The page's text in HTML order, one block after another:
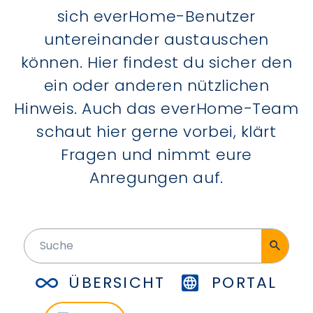
sich everHome-Benutzer
untereinander austauschen
können. Hier findest du sicher den
ein oder anderen nützlichen
Hinweis. Auch das everHome-Team
schaut hier gerne vorbei, klärt
Fragen und nimmt eure
Anregungen auf.
ÜBERSICHT
PORTAL